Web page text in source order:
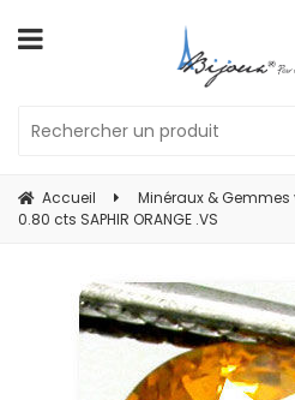
Accueil
Minéraux & Gemmes
0.80 cts SAPHIR ORANGE .VS